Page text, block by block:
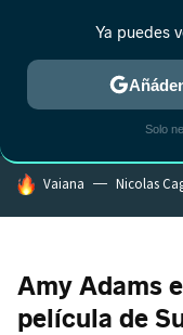
ESTRENOS
HOY SE HABLA DE
Vaiana Nicolas
Amy Adams
película de
Ya puedes
Solo